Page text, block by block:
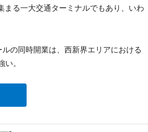
まる一大交通ターミナルでもあり、いわ
の同時開業は、西新界エリアにおける
。